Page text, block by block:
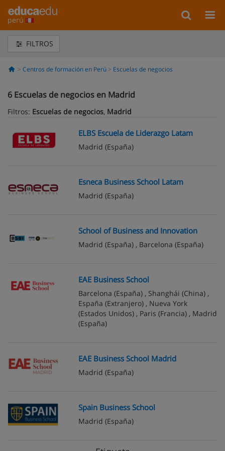
perú
FILTROS
Centros de formación en Perú Escuelas de negocios
6 Escuelas de negocios en Madrid
Filtros: Escuelas de negocios, Madrid
ELBS Escuela de Liderazgo Latam
Madrid (España)
Esneca Business School Latam
Madrid (España)
School of Business and Innovation
Madrid (España) , Barcelona (España)
EAE Business School
Barcelona (España) , Shanghái (China) ,
España (Extranjero) , Nueva York
(Estados Unidos) , Paris (Francia) , Madrid
(España)
EAE Business School Madrid
Madrid (España)
Spain Business School
Madrid (España)